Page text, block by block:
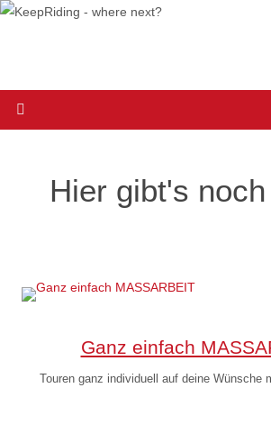
Zum
Hier gibt's
Ganz einfach
Touren ganz individuell auf deine Wünsche